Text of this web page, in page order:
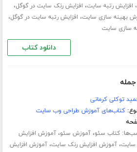
، افزایش رتبه سایت، افزایش رنک سایت در گوگل،
بهینه سازی سایت، افزایش رتبه سایت در گوگل،
سازی سایت
دانلود کتاب
توکلی کرمانی
کتاب‌های آموزش طراحی وب سایت
کتاب سئو،آموزش سئو،آموزش افزایش
سایت،آموزش افزایش رنک سایت،آموزش افزایش